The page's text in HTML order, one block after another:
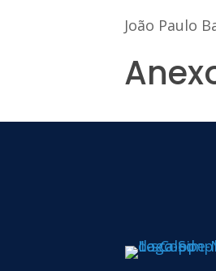
João Paulo